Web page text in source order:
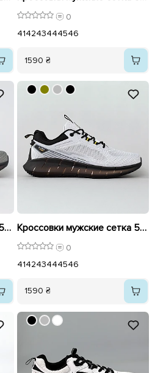
0
414243444546
1590 ₴
Кроссовки мужские сетка 595201 Хаки Кроссовки мужские сетка 595202 Серые
0
414243444546
1590 ₴